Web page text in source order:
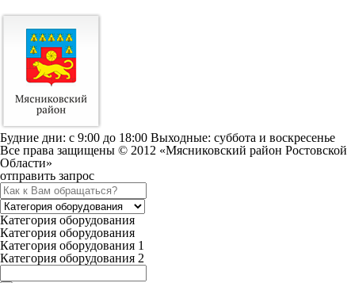
Будние дни: c 9:00 до 18:00 Выходные: суббота и воскресенье
Все права защищены © 2012 «Мясниковский район Ростовской
Области»
отправить запрос
Категория оборудования
Категория оборудования
Категория оборудования 1
Категория оборудования 2